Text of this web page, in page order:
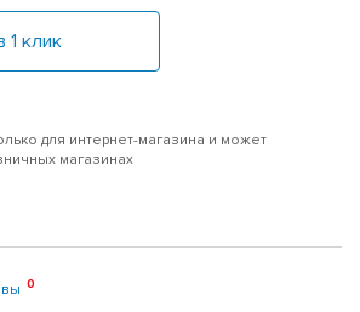
1 клик
для интернет-магазина и может
магазинах